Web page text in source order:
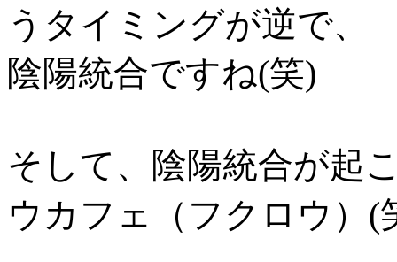
うタイミングが逆で、
陰陽統合ですね(笑)
そして、陰陽統合が起
ウカフェ（フクロウ）(